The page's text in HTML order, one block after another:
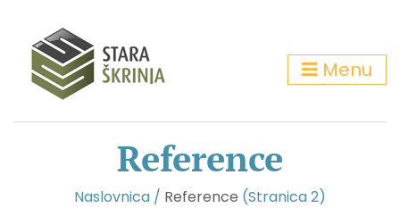
Menu
Reference
Naslovnica / Reference (Stranica 2)